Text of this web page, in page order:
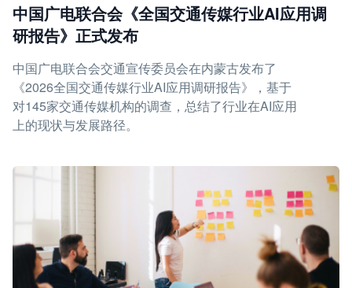
中国广电联合会《全国交通传媒行业AI应用调
研报告》正式发布
中国广电联合会交通宣传委员会在内蒙古发布了
《2026全国交通传媒行业AI应用调研报告》，基于
对145家交通传媒机构的调查，总结了行业在AI应用
上的现状与发展路径。